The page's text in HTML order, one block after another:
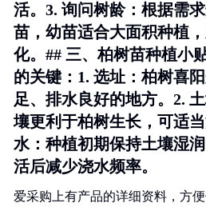
活。3. 询问树龄：根据需
苗，幼苗适合大面积种植
化。## 三、柏树苗种植小
的关键：1. 选址 ：柏树喜
足、排水良好的地方。2.
壤更利于柏树生长，可适
水：种植初期保持土壤湿
活后减少浇水频率。
爱采购上有产品的详细资料，方